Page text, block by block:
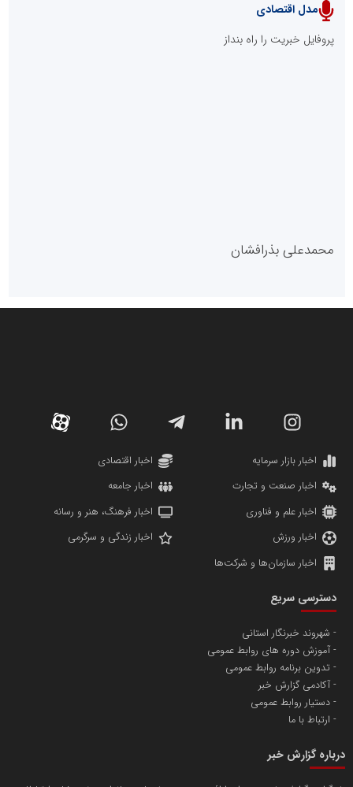
پایگاه خبری نهضت ملی مسکن
پایگاه خبری گفتمان یزد
دانشگاه سئوی ایران
پایگاه اطلاع رسانی اعتلای نهادهای مردمی
تامین آهن اسفنجی تولیدکنندگان فولاد در کشور
مدل اقتصادی
پروفایل خبریت را راه بنداز
محمدعلی بذرافشان
مریم حاج نوروز نظری
مسعودصادقی
اخبار بازار سرمایه
اخبار اقتصادی
اخبار صنعت و تجارت
اخبار جامعه
اخبار علم و فناوری
اخبار فرهنگ، هنر و رسانه
اخبار ورزش
اخبار زندگی و سرگرمی
اخبار سازمان‌ها و شرکت‌ها
دسترسی سریع
شهروند خبرنگار استانی
آموزش دوره های روابط عمومی
تدوین برنامه روابط عمومی
آکادمی گزارش خبر
دستیار روابط عمومی
ارتباط با ما
درباره گزارش خبر